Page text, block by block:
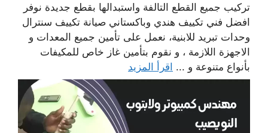
تركيب جميع القطع التالفة واستبدالها بقطع جديدة نوفر
افضل فني تكييف هندي وباكستاني صيانة تكييف سنترال
وحدات تبريد للابنية، نعمل على تأمين جميع المعدات و
الاجهزة اللازمة ، و نقوم بتأمين غاز خاص للمكيفات
بأنواع متنوعة و ... اقرأ المزيد